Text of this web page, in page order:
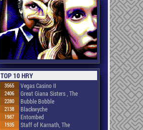
TOP 10 HRY
3565 Vegas Casino II
2406 Great Giana Sisters , The
2280 Bubble Bobble
2138 Blackwyche
1987 Entombed
1935 Staff of Karnath, The